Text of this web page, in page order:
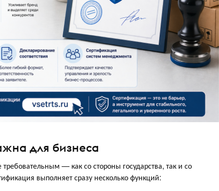
для бизнеса
— как со стороны государства, так и со
выполняет сразу несколько функций: